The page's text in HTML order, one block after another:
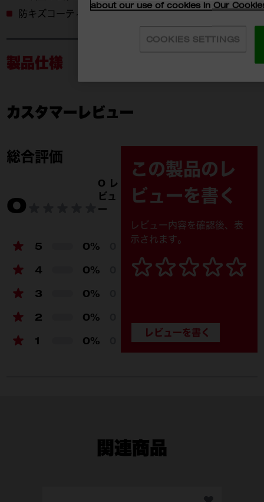
防キズコーティング
製品仕様
付属品
製品仕様
マイクロファイバー巾着​ マイク
カスタマーレビュー
総合評価
0
0 レ
ビュ
ー
5 0%
4 0%
3 0%
2 0%
1 0%
この製品のレ
ビューを書く
レビュー内容を確認後、表
示されます。
関連商品
about our use of cookies in Our
COOKIES SETTINGS